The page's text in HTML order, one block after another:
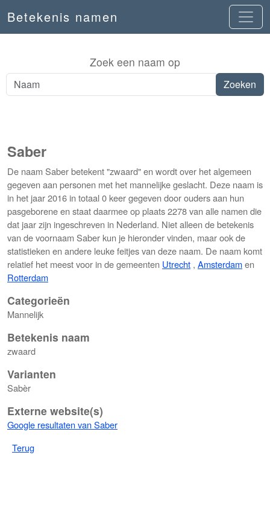
Betekenis namen
Zoek een naam op
Saber
De naam Saber betekent "zwaard" en wordt over het algemeen
gegeven aan personen met het mannelijke geslacht. Deze naam is
in het jaar 2016 in totaal 0 keer gegeven door ouders aan hun
pasgeborene en staat daarmee op plaats 2278 van alle namen die
dat jaar zijn ingeschreven in Nederland. Niet alleen de betekenis
van de voornaam Saber kun je hieronder vinden, maar ook de
statistieken en andere leuke feitjes van deze naam. De naam komt
relatief het meest voor in de gemeenten Utrecht , Amsterdamen
Rotterdam
Categorieën
Mannelijk
Betekenis naam
zwaard
Varianten
Sabèr
Externe website(s)
Google resultaten van Saber
Terug